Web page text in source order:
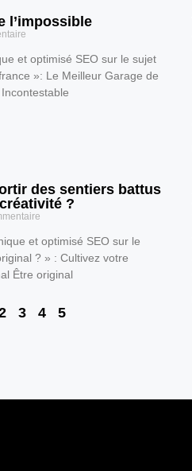
l’impossible
et optimisé SEO sur le sujet
»: Le Meilleur Garage de
des sentiers battus
?
et optimisé SEO sur le
? » : Cultivez votre
Être original
3 4 5